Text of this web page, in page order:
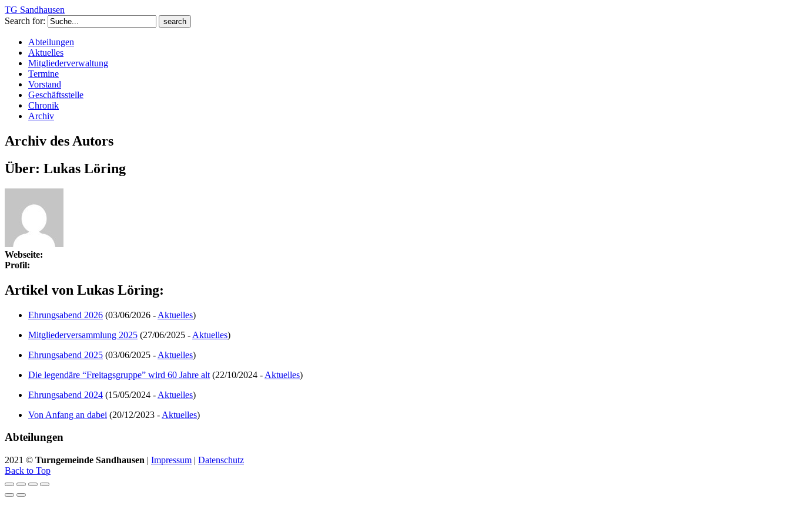
TG Sandhausen
Search for:
Abteilungen
Aktuelles
Mitgliederverwaltung
Termine
Vorstand
Geschäftsstelle
Chronik
Archiv
Archiv des Autors
Über: Lukas Löring
Webseite:
Profil:
Artikel von Lukas Löring:
Ehrungsabend 2026 (03/06/2026 - Aktuelles)
Mitgliederversammlung 2025 (27/06/2025 - Aktuelles)
Ehrungsabend 2025 (03/06/2025 - Aktuelles)
Die legendäre “Freitagsgruppe” wird 60 Jahre alt (22/10/2024 - Aktuelles)
Ehrungsabend 2024 (15/05/2024 - Aktuelles)
Von Anfang an dabei (20/12/2023 - Aktuelles)
Abteilungen
2021 © Turngemeinde Sandhausen | Impressum | Datenschutz
Back to Top